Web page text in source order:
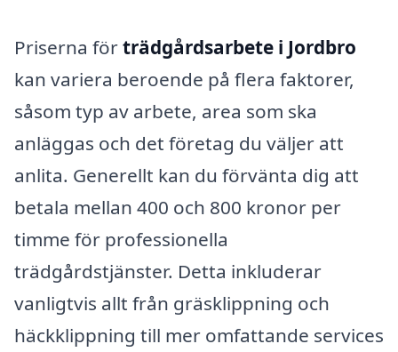
Priserna förträdgårdsarbete i Jordbro
kan variera beroende på flera faktorer,
såsom typ av arbete, area som ska
anläggas och det företag du väljer att
anlita. Generellt kan du förvänta dig att
betala mellan 400 och 800 kronor per
timme för professionella
trädgårdstjänster. Detta inkluderar
vanligtvis allt från gräsklippning och
häckklippning till mer omfattande services